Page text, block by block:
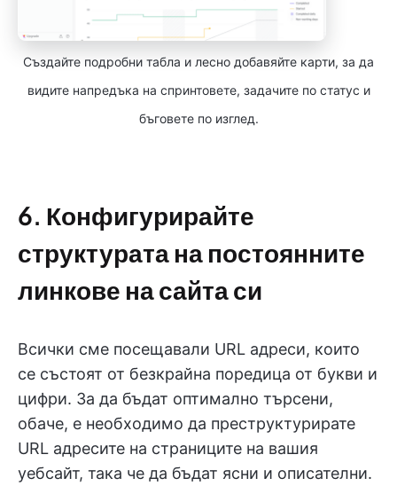
Създайте подробни табла и лесно добавяйте карти, за да
видите напредъка на спринтовете, задачите по статус и
бъговете по изглед.
6. Конфигурирайте
структурата на постоянните
линкове на сайта си
Всички сме посещавали URL адреси, които
се състоят от безкрайна поредица от букви и
цифри. За да бъдат оптимално търсени,
обаче, е необходимо да преструктурирате
URL адресите на страниците на вашия
уебсайт, така че да бъдат ясни и описателни.